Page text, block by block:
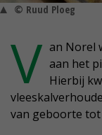
© Ruud Ploeg
V an Norel
aan het
Hierbij
van geboorte tot